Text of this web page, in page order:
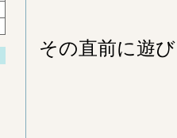
その直前に遊